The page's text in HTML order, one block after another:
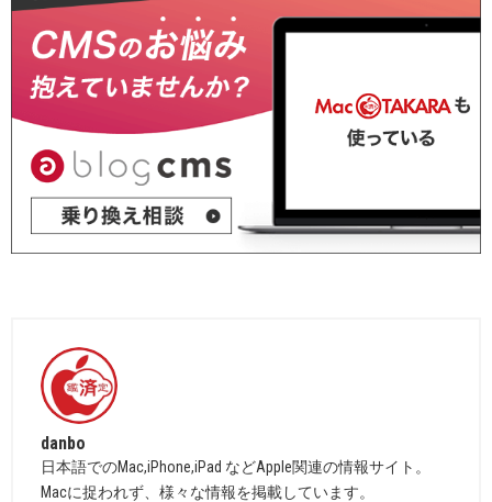
danbo
日本語でのMac,iPhone,iPad などApple関連の情報サイト。
Macに捉われず、様々な情報を掲載しています。